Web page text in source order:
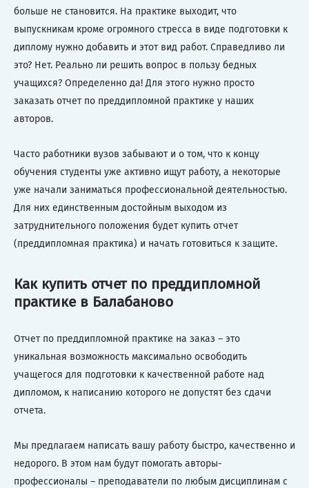
больше не становится. На практике выходит, что
выпускникам кроме огромного стресса в виде подготовки к
диплому нужно добавить и этот вид работ. Справедливо ли
это? Нет. Реально ли решить вопрос в пользу бедных
учащихся? Определенно да! Для этого нужно просто
заказать отчет по преддипломной практике у наших
авторов.
Часто работники вузов забывают и о том, что к концу
обучения студенты уже активно ищут работу, а некоторые
уже начали заниматься профессиональной деятельностью.
Для них единственным достойным выходом из
затруднительного положения будет купить отчет
(преддипломная практика) и начать готовиться к защите.
Как купить отчет по преддипломной
практике в Балабаново
Отчет по преддипломной практике на заказ – это
уникальная возможность максимально освободить
учащегося для подготовки к качественной работе над
дипломом, к написанию которого не допустят без сдачи
отчета.
Мы предлагаем написать вашу работу быстро, качественно и
недорого. В этом нам будут помогать авторы-
профессионалы – преподаватели по любым дисциплинам с